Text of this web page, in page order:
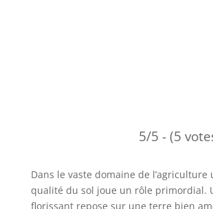
5/5 - (5
Dans le vaste domaine de l’agriculture
qualité du sol joue un rôle primordial.
florissant repose sur une terre bien